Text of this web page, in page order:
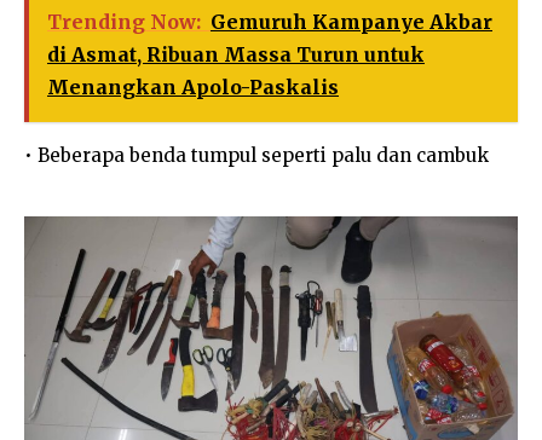
Trending Now: Gemuruh Kampanye Akbar
di Asmat, Ribuan Massa Turun untuk
Menangkan Apolo-Paskalis
• Beberapa benda tumpul seperti palu dan cambuk